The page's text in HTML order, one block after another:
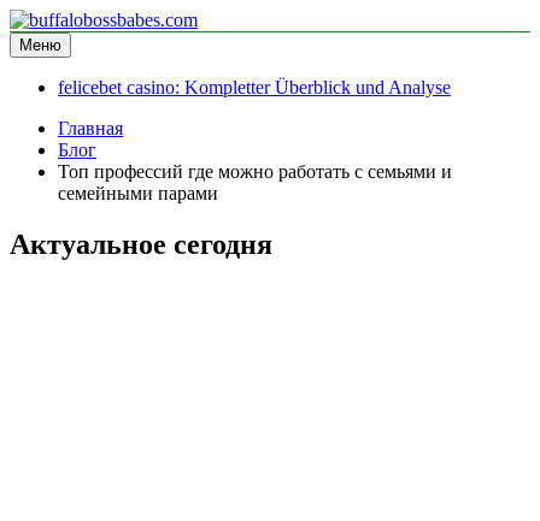
Перейти
к
содержимому
buffalobossbabes.com
информационный сайт
Меню
felicebet casino: Kompletter Überblick und Analyse
Главная
Блог
Топ профессий где можно работать с семьями и
семейными парами
Актуальное сегодня